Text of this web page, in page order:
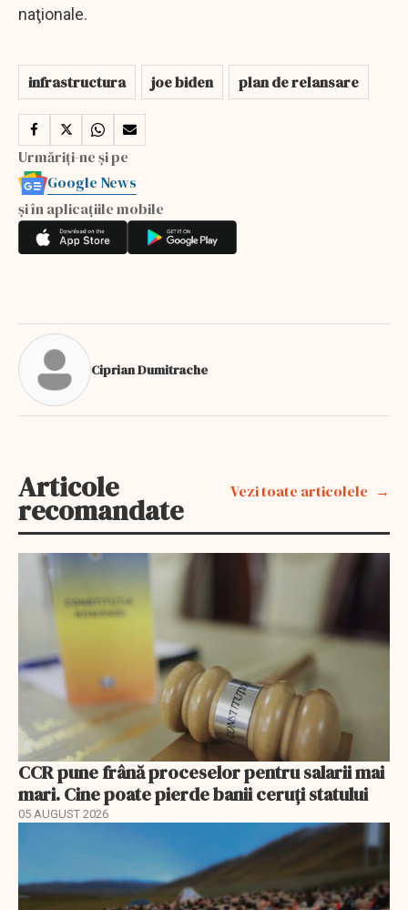
naţionale.
infrastructura joe biden plan de relansare
Urmăriți-ne și pe
Google News
și în aplicațiile mobile
Ciprian Dumitrache
Articole
recomandate
Vezi toate articolele
CCR pune frână proceselor pentru salarii mai
mari. Cine poate pierde banii ceruți statului
05 AUGUST 2026